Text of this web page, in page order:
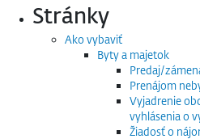
Stránky
Ako vybaviť
Byty a majetok
Predaj/
Prenájom
Vyjadrenie
vyhlásenia o
Žiadosť o